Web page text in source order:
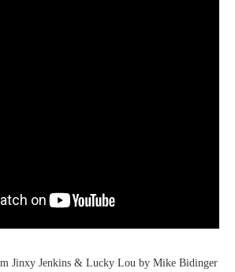
Jinxy Jenkins & Lucky Lou by Mike Bidinger